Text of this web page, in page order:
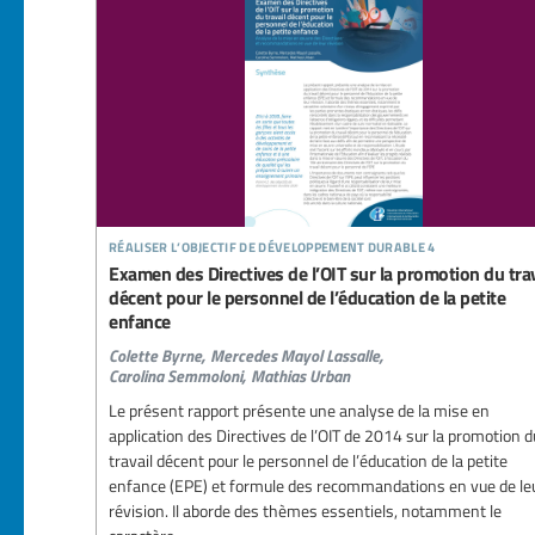
réaliser l’objectif de développement durable 4
Examen des Directives de l’OIT sur la promotion du
décent pour le personnel de l’éducation de la petite
enfance
Colette Byrne, Mercedes Mayol Lassalle,
Carolina Semmoloni, Mathias Urban
Le présent rapport présente une analyse de la mise en
application des Directives de l’OIT de 2014 sur la promotion
travail décent pour le personnel de l’éducation de la petite
enfance (EPE) et formule des recommandations en vue de
révision. Il aborde des thèmes essentiels, notamment le